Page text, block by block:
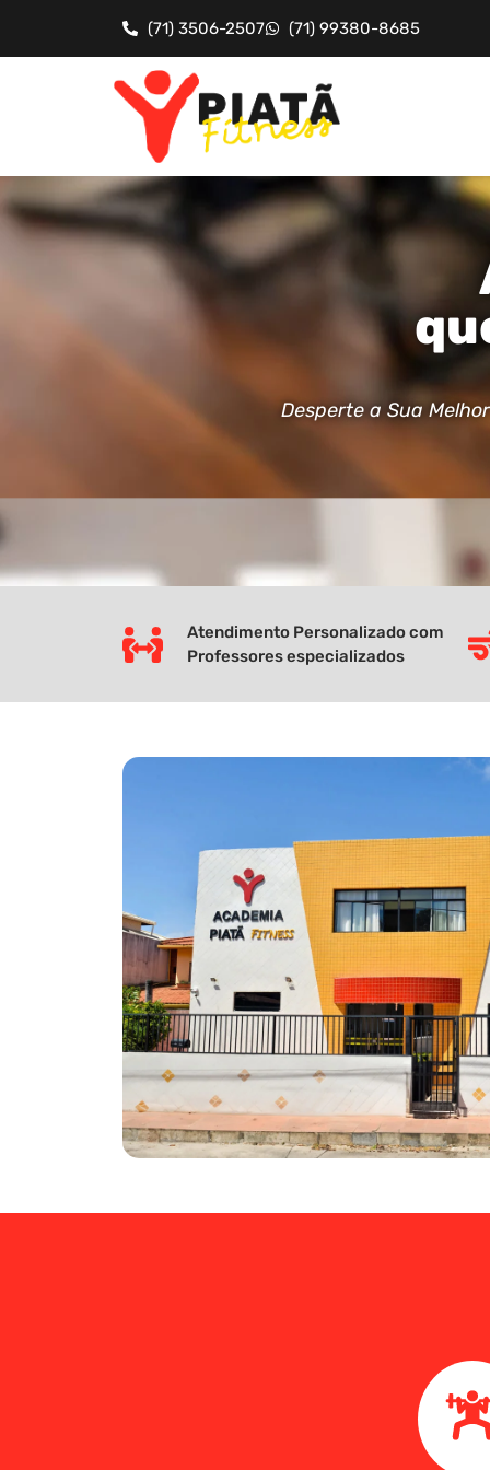
(71) 3506-2507 (71) 99380-8685
Desperte a Sua
Atendimento Personalizado com
Professores especializados